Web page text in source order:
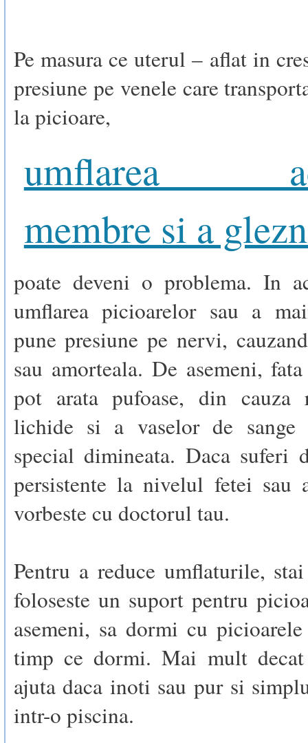
Pe masura ce uterul – aflat in
presiune pe venele care
la picioare,
umflarea
membre si a
poate deveni o problema. In
umflarea picioarelor sau a
pune presiune pe nervi,
sau amorteala. De asemeni,
pot arata pufoase, din cauza
lichide si a vaselor de sange
special dimineata. Daca suferi
persistente la nivelul fetei sau
vorbeste cu doctorul tau.
Pentru a reduce umflaturile,
foloseste un suport pentru
asemeni, sa dormi cu
timp ce dormi. Mai mult decat
ajuta daca inoti sau pur si
intr-o piscina.